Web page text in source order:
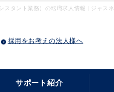
スタント業務）の転職求人情報 | ジャス
採用をお考えの法人様へ
サポート紹介